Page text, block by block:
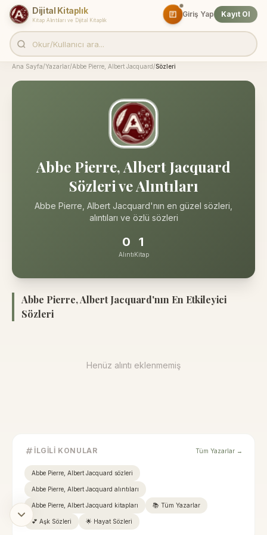
Dijital Kitaplık
Kitap Alıntıları ve Dijital Kitaplık
Giriş Yap Kayıt Ol
Ana Sayfa/Yazarlar/Abbe Pierre, Albert Jacquard/Sözleri
Abbe Pierre, Albert Jacquard
Sözleri ve Alıntıları
Abbe Pierre, Albert Jacquard'nın en güzel sözleri,
alıntıları ve özlü sözleri
0
Alıntı
1
Kitap
Abbe Pierre, Albert Jacquard'nın En Etkileyici
Sözleri
Henüz alıntı eklenmemiş
İLGILI KONULAR Tüm Yazarlar →
Abbe Pierre, Albert Jacquard sözleri
Abbe Pierre, Albert Jacquard alıntıları
Abbe Pierre, Albert Jacquard kitapları 📚 Tüm Yazarlar
💕 Aşk Sözleri 🌟 Hayat Sözleri